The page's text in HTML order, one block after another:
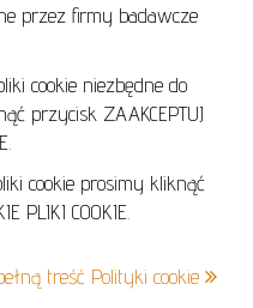
przez firmy badawcze
cookie niezbędne do
przycisk ZAAKCEPTUJ
cookie prosimy kliknąć
PLIKI COOKIE.
treść Polityki cookie
157